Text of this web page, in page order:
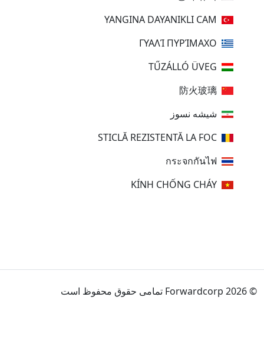
YANGINA DAYANIKLI CAM
ΓΥΑΛΊ ΠΥΡΊΜΑΧΟ
TŰZÁLLÓ ÜVEG
防火玻璃
شیشه نسوز
STICLĂ REZISTENTĂ LA FOC
กระจกกันไฟ
KÍNH CHỐNG CHÁY
© 2026 Forwardcorp تمامی حقوق محفوظ است